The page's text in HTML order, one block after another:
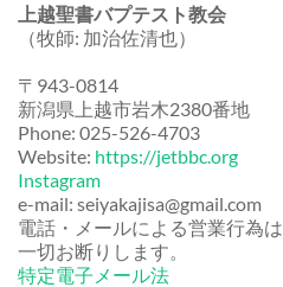
上越聖書バプテスト教会
（牧師: 加治佐清也）
〒943-0814
新潟県上越市岩木2380番地
Phone: 025-526-4703
Website: https://jetbbc.org
Instagram
e-mail: seiyakajisa@gmail.com
電話・メールによる営業行為は
一切お断りします。
特定電子メール法